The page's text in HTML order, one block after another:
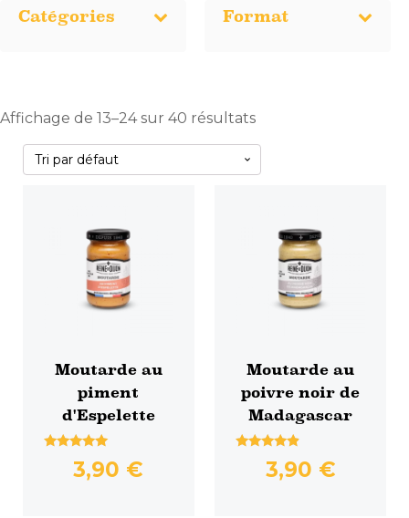
Catégories Format
Affichage de 13–24 sur 40 résultats
Moutarde au
piment
d'Espelette
3,90 €
Moutarde au
poivre noir de
Madagascar
3,90 €